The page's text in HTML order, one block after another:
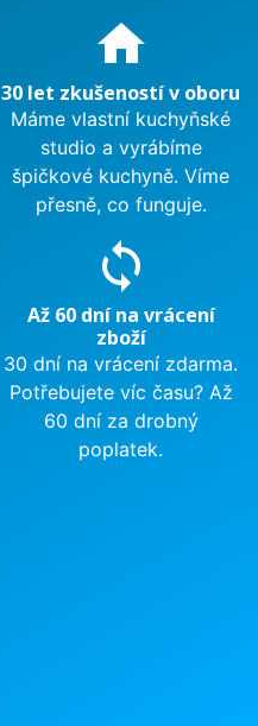
home
30 let zkušeností v oboru
Máme vlastní kuchyňské
studio a vyrábíme
špičkové kuchyně. Víme
přesně, co funguje.
sync
Až 60 dní na vrácení
zboží
30 dní na vrácení zdarma.
Potřebujete víc času? Až
60 dní za drobný
poplatek.